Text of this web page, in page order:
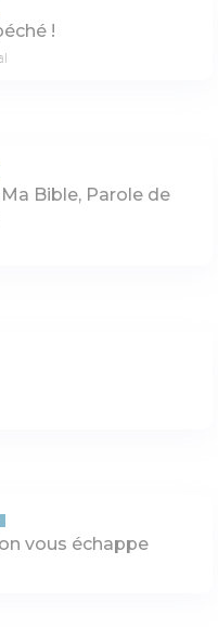
!
Bible, Parole de
vous échappe